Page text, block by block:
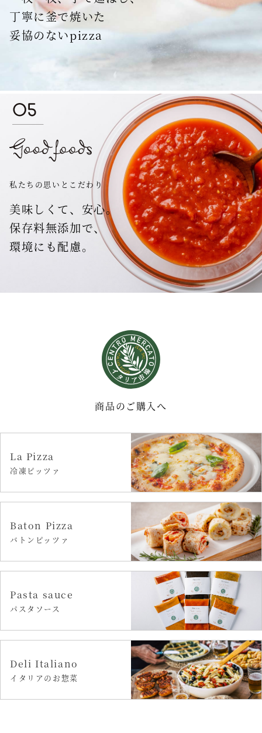
丁寧に釜で焼いた
妥協のないpizza
私たちの思いとこだわり
美味しくて、安心。
保存料無添加で、
環境にも配慮。
商品のご購入へ
La Pizza
冷凍ピッツァ
Baton Pizza
バトンピッツァ
Pasta sauce
パスタソース
Deli Italiano
イタリアのお惣菜